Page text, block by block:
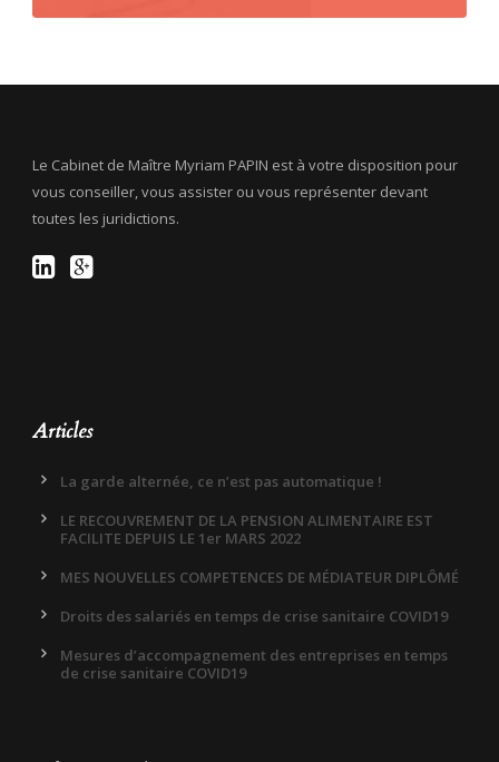
Le Cabinet de Maître Myriam PAPIN est à votre disposition pour
vous conseiller, vous assister ou vous représenter devant
toutes les juridictions.
Articles
La garde alternée, ce n’est pas automatique !
LE RECOUVREMENT DE LA PENSION ALIMENTAIRE EST
FACILITE DEPUIS LE 1er MARS 2022
MES NOUVELLES COMPETENCES DE MÉDIATEUR DIPLÔMÉ
Droits des salariés en temps de crise sanitaire COVID19
Mesures d’accompagnement des entreprises en temps
de crise sanitaire COVID19